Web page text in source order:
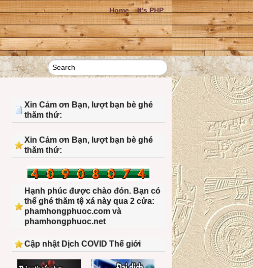
Home It’s PHP
Xin Cảm ơn Bạn, lượt bạn bè ghé
thăm thứ:
Xin Cảm ơn Bạn, lượt bạn bè ghé
thăm thứ:
Hạnh phúc được chào đón. Bạn có
thể ghé thăm tệ xá này qua 2 cửa:
phamhongphuoc.com và
phamhongphuoc.net
Cập nhật Dịch COVID Thế giới